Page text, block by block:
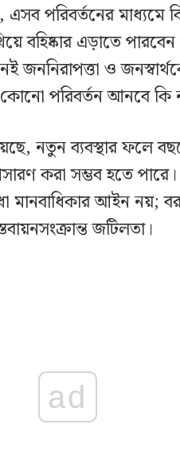
এসব পরিবর্তনের মাধ্যমে
বহিষ্কার এড়াতে
জননিরাপত্তা ও
পরিবর্তন আনবে কি
নতুন ব্যবস্থার ফলে
করা সম্ভব হতে পারে।
মানবাধিকার আইন নয়;
জটিলতা।
ad